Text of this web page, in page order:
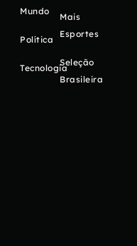
Mundo
Política
Tecnologia
Mais
Esportes
Seleção
Brasileira